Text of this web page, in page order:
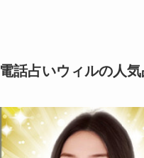
電話占いウィルの人